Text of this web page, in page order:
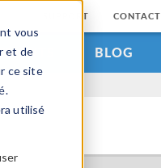
vous
et de
ce site
utilisé
SUPPORT CONTACT
BLOG